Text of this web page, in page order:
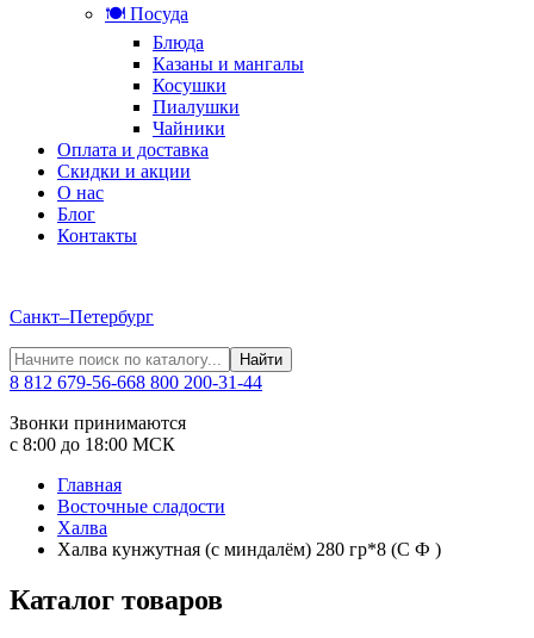
🍽️ Посуда
Блюда
Казаны и мангалы
Косушки
Пиалушки
Чайники
Оплата и доставка
Скидки и акции
О нас
Блог
Контакты
Санкт–Петербург
Найти
8 812 679-56-668 800 200-31-44
Звонки принимаются
с 8:00 до 18:00 МСК
Главная
Восточные сладости
Халва
Халва кунжутная (с миндалём) 280 гр*8 (С Ф )
Каталог товаров